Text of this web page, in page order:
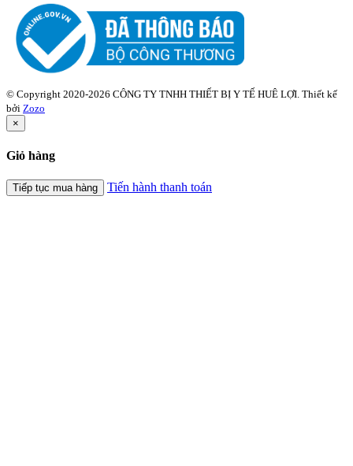
© Copyright 2020-2026 CÔNG TY TNHH THIẾT BỊ Y TẾ HUÊ LỢI. Thiết kế
bởi Zozo
×
Giỏ hàng
Tiếp tục mua hàng Tiến hành thanh toán